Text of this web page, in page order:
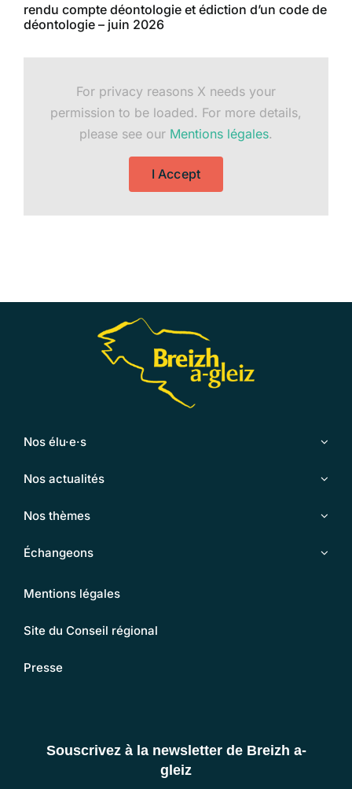
rendu compte déontologie et édiction d’un code de
déontologie – juin 2026
For privacy reasons X needs your
permission to be loaded. For more details,
please see our Mentions légales.
I Accept
Nos élu·e·s
Nos actualités
Nos thèmes
Échangeons
Mentions légales
Site du Conseil régional
Presse